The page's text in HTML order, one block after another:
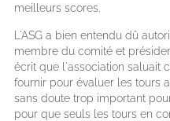
meilleurs scores.
L'ASG a bien entendu dû
membre du comité et
écrit que l'association saluait
fournir pour évaluer les tours
sans doute trop important
pour que seuls les tours en